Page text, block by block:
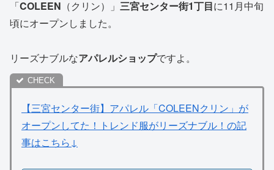
「COLEEN （クリン）」 三宮センター街1丁目に11月中旬
頃にオープンしました。
リーズナブルなアパレルショップですよ。
【三宮センター街】アパレル「COLEENクリン」が
オープンしてた！トレンド服がリーズナブル！の記
事はこちら↓